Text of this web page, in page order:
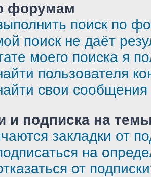
форумам
поиск по
поиск не даёт
моего поиска я
пользователя
свои
и подписка на
закладки от
на
от